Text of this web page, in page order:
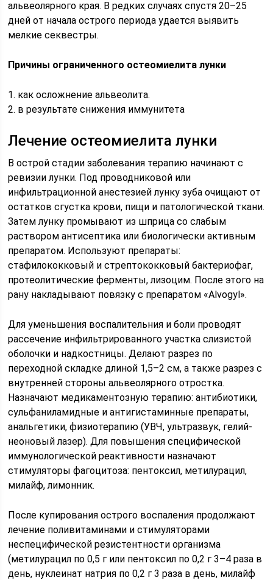
альвеолярного края. В редких случаях спустя 20–25
дней от начала острого периода удается выявить
мелкие секвестры.
Причины ограниченного остеомиелита лунки
1. как осложнение альвеолита.
2. в результате снижения иммунитета
Лечение остеомиелита лунки
В острой стадии заболевания терапию начинают с
ревизии лунки. Под проводниковой или
инфильтрационной анестезией лунку зуба очищают от
остатков сгустка крови, пищи и патологической ткани.
Затем лунку промывают из шприца со слабым
раствором антисептика или биологически активным
препаратом. Используют препараты:
стафилококковый и стрептококковый бактериофаг,
протеолитические ферменты, лизоцим. После этого на
рану накладывают повязку с препаратом «Alvogyl».
Для уменьшения воспалительния и боли проводят
рассечение инфильтрированного участка слизистой
оболочки и надкостницы. Делают разрез по
переходной складке длиной 1,5–2 см, а также разрез с
внутренней стороны альвеолярного отростка.
Назначают медикаментозную терапию: антибиотики,
сульфаниламидные и антигистаминные препараты,
анальгетики, физиотерапию (УВЧ, ультразвук, гелий-
неоновый лазер). Для повышения специфической
иммунологической реактивности назначают
стимуляторы фагоцитоза: пентоксил, метилурацил,
милайф, лимонник.
После купирования острого воспаления продолжают
лечение поливитаминами и стимуляторами
неспецифической резистентности организма
(метилурацил по 0,5 г или пентоксил по 0,2 г 3–4 раза в
день, нуклеинат натрия по 0,2 г 3 раза в день, милайф